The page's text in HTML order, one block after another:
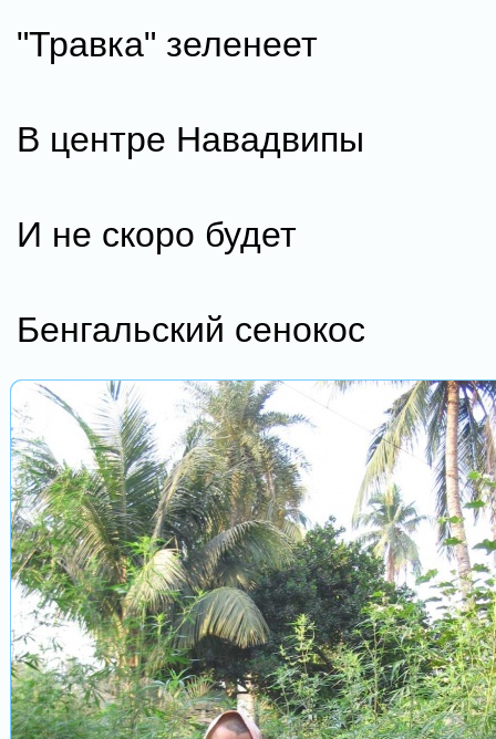
"Травка" зеленеет
В центре Навадвипы
И не скоро будет
Бенгальский сенокос